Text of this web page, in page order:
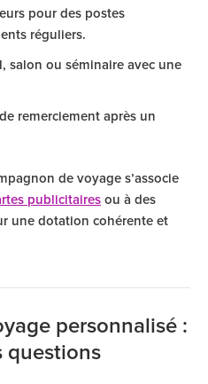
pour des postes
réguliers.
salon ou séminaire avec une
remerciement après un
de voyage s’associe
publicitaires ou à des
une dotation cohérente et
personnalisé :
questions